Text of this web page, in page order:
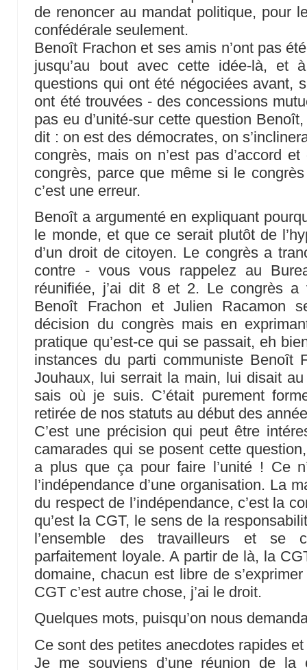
de renoncer au mandat politique, pour
confédérale seulement.
Benoît Frachon et ses amis n’ont pas
jusqu’au bout avec cette idée-là, et
questions qui ont été négociées avant,
ont été trouvées - des concessions
pas eu d’unité-sur cette question
dit : on est des démocrates, on
congrès, mais on n’est pas d’accord
congrès, parce que même si le
c’est une erreur.
Benoît a argumenté en expliquant
le monde, et que ce serait plutôt de
d’un droit de citoyen. Le congrès a
contre - vous vous rappelez au
réunifiée, j’ai dit 8 et 2. Le congrès a
Benoît Frachon et Julien Racamon
décision du congrès mais en
pratique qu’est-ce qui se passait, eh
instances du parti communiste Benoît
Jouhaux, lui serrait la main, lui disait
sais où je suis. C’était purement
retirée de nos statuts au début des
C’est une précision qui peut être
camarades qui se posent cette
a plus que ça pour faire l’unité ! Ce
l’indépendance d’une organisation. La
du respect de l’indépendance, c’est la
qu’est la CGT, le sens de la
l’ensemble des travailleurs et se
parfaitement loyale. A partir de là, la
domaine, chacun est libre de
CGT c’est autre chose, j’ai le droit.
Quelques mots, puisqu’on nous
Ce sont des petites anecdotes rapides
Je me souviens d’une réunion de la